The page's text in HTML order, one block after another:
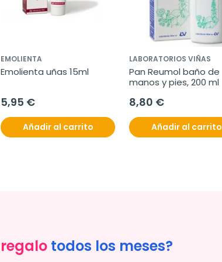
EMOLIENTA
Emolienta uñas 15ml
5,95 €
Añadir al carrito
LABORATORIOS VIÑAS
Pan Reumol baño de
manos y pies, 200 ml
8,80 €
Añadir al carrito
regalo todos los meses?